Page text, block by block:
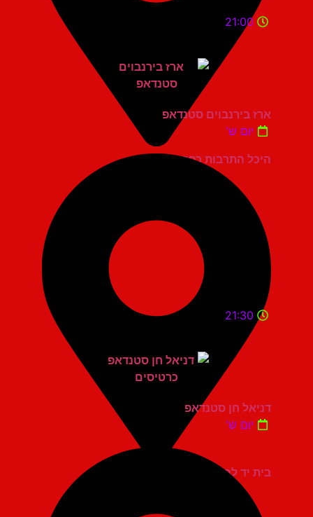
היכל התרבות כפר סבא
21:00
ארז בירנבוים סטנדאפ
יום ש'
בית יד לבנים אשדוד
21:30
דניאל חן סטנדאפ
יום ש'